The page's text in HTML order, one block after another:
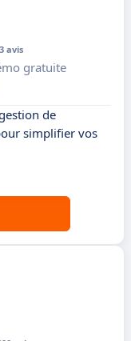
3 avis
gratuite
de
simplifier vos